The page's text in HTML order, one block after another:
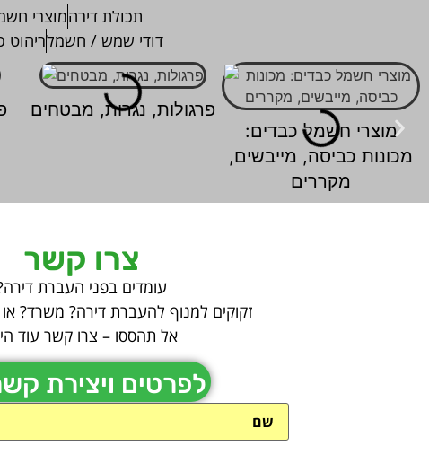
תכולת דירהמוצרי
דודי שמש / חשמלריהוט
פרגולות, נגרות, מבטחים
מוצרי חשמל כבדים:
מכונות כביסה, מייבשים,
מקררים
צרו קשר
עומדים בפני העברת
זקוקים למנוף להעברת דירה? משרד?
אל תהססו – צרו קשר עוד
לפרטים ויצירת